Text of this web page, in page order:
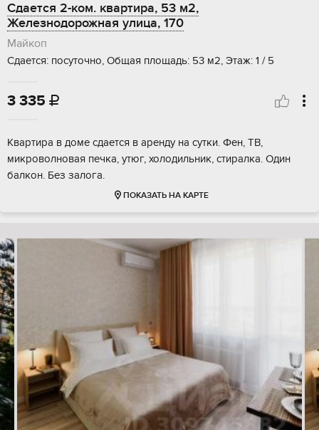
Сдается 2-ком. квартира, 53 м2,
Железнодорожная улица, 170
Майкоп
Сдается: посуточно, Общая площадь: 53 м2, Этаж: 1 / 5
3 335 
Квартира в доме сдается в аренду на сутки. Фен, ТВ,
микроволновая печка, утюг, холодильник, стиралка. Один
балкон. Без залога.
ПОКАЗАТЬ НА КАРТЕ